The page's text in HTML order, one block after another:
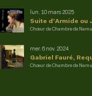
Suite d'Armide ou
lun. 10 mars 2025
Chœur de Chambre de
Gabriel Fauré,
mer. 6 nov. 2024
Chœur de Chambre de